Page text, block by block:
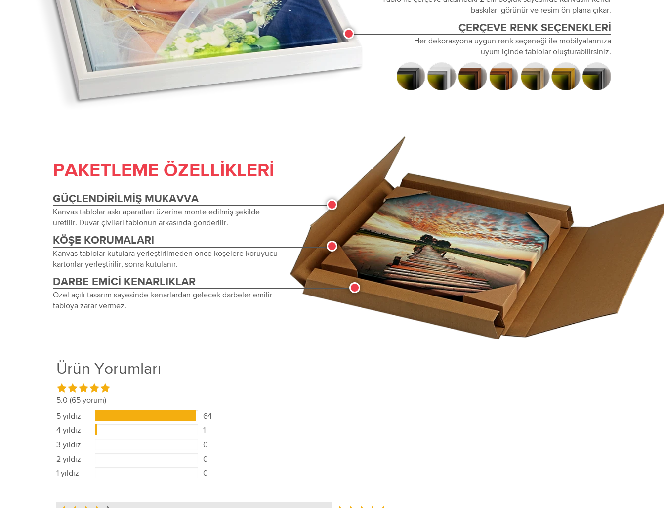
baskıları görünür ve resim ön plana çıkar.
ÇERÇEVE RENK SEÇENEKLERI
Her dekorasyona uygun renk seçeneği ile mobilyalarınıza
uyum içinde tablolar oluşturabilirsiniz.
PAKETLEME ÖZELLIKLERI
GÜÇLENDIRILMIŞ MUKAVVA
Kanvas tablolar askı aparatları üzerine monte edilmiş şekilde
üretilir. Duvar çivileri tablonun arkasında gönderilir.
KÖŞE KORUMALARI
Kanvas tablolar kutulara yerleştirilmeden önce köşelere koruyucu
kartonlar yerleştirilir, sonra kutulanır.
DARBE EMICI KENARLIKLAR
Özel açılı tasarım sayesinde kenarlardan gelecek darbeler emilir
tabloya zarar vermez.
Ürün Yorumları
5.0 (65 yorum)
5 yıldız
64
4 yıldız
1
3 yıldız
0
2 yıldız
0
1 yıldız
0